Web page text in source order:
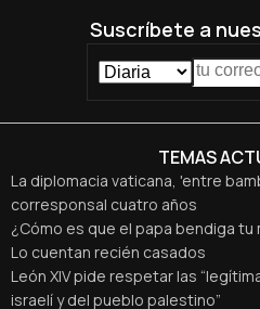
TEMAS
La diplomacia vaticana, 'entre
corresponsal cuatro años
¿Cómo es que el papa bendiga tu
Lo cuentan recién casados
León XIV pide respetar las
israelí y del pueblo palestino”
Suscríbete a